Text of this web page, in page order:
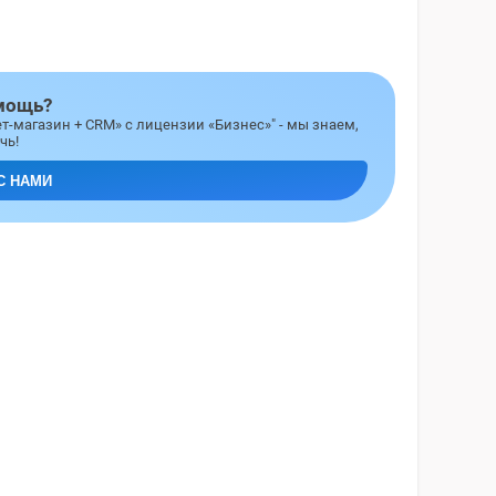
+ CRM» с лицензии «Бизнес»" - мы знаем,
НАМИ